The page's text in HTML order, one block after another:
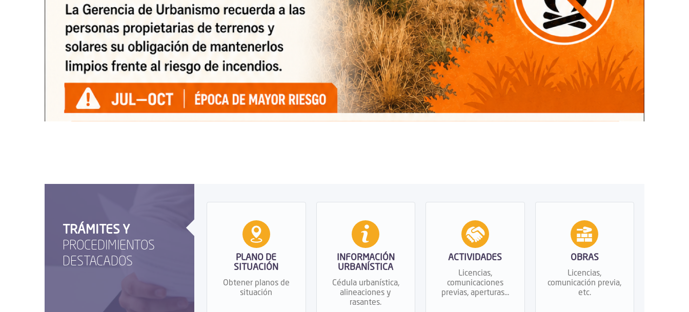
TRÁMITES Y
PROCEDIMIENTOS
DESTACADOS
PLANO DE
SITUACIÓN
Obtener planos de
situación
INFORMACIÓN
URBANÍSTICA
Cédula urbanística,
alineaciones y
rasantes.
ACTIVIDADES
Licencias,
comunicaciones
previas, aperturas...
OBRAS
Licencias,
comunicación previa,
etc.